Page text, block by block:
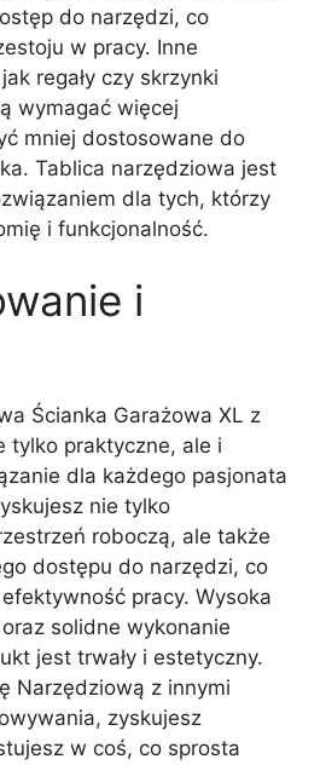
do narzędzi, co
w pracy. Inne
regały czy skrzynki
wymagać więcej
mniej dostosowane do
Tablica narzędziowa jest
dla tych, którzy
i funkcjonalność.
i
Ścianka Garażowa XL z
tylko praktyczne, ale i
dla każdego pasjonata
nie tylko
roboczą, ale także
dostępu do narzędzi, co
pracy. Wysoka
solidne wykonanie
jest trwały i estetyczny.
Narzędziową z innymi
zyskujesz
w coś, co sprosta